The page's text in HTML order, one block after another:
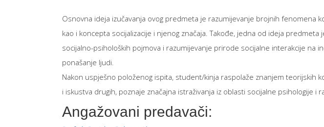
Osnovna ideja izučavanja ovog predmeta je razumijevanje brojnih fenomena
kao i koncepta socijalizacije i njenog značaja. Takođe, jedna od ideja
socijalno-psiholoških pojmova i razumijevanje prirode socijalne interakcije na
ponašanje ljudi.
Nakon uspješno položenog ispita, student/kinja raspolaže znanjem teorijskih
i iskustva drugih, poznaje značajna istraživanja iz oblasti socijalne psihologije
Angažovani predavači: